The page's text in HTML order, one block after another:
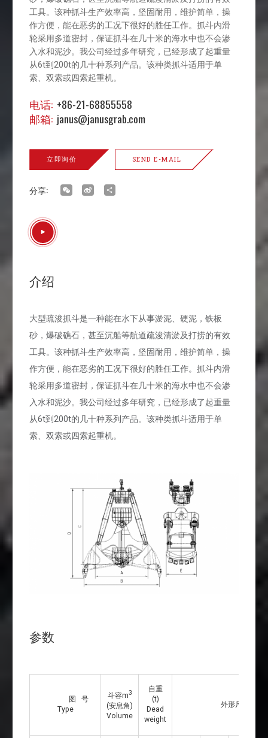
工具。该种抓斗生产效率高，坚固耐用，维护简单，操
作方便，能在恶劣的工况下很好的胜任工作。抓斗内滑
轮采用多道密封，保证抓斗在几十米的海水中也不会渗
入水和泥沙。我公司经过多年研究，已经形成了起重量
从6t到200t的几十种系列产品。该种类抓斗适用于单
索、双索或四索起重机。
电话: +86-21-68855558
邮箱: janus@janusgrab.com
立即询价 SEND E-MAIL
分享: WeChatSina
Weibo
Share
介绍
大型疏浚抓斗是一种能在水下从事淤泥、硬泥，铁板
砂，爆破礁石，甚至沉船等航道疏浚清淤及打捞的有效
工具。该种抓斗生产效率高，坚固耐用，维护简单，操
作方便，能在恶劣的工况下很好的胜任工作。抓斗内滑
轮采用多道密封，保证抓斗在几十米的海水中也不会渗
入水和泥沙。我公司经过多年研究，已经形成了起重量
从6t到200t的几十种系列产品。该种类抓斗适用于单
索、双索或四索起重机。
参数
图 号
Type
斗容m3
(安息角)
Volume
自重
(t)
Dead
weight
外形尺寸